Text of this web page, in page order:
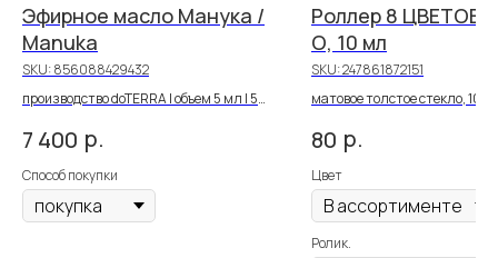
Эфирное масло Манука /
Manuka
SKU:856088429432
производство doTERRA | объем 5 мл | 55
7 400 р.
Способ покупки
Роллер 8 ЦВЕТОВ,
О, 10 мл
SKU:247861872151
матовое толстое стекло, 10
80 р.
Цвет
Ролик.